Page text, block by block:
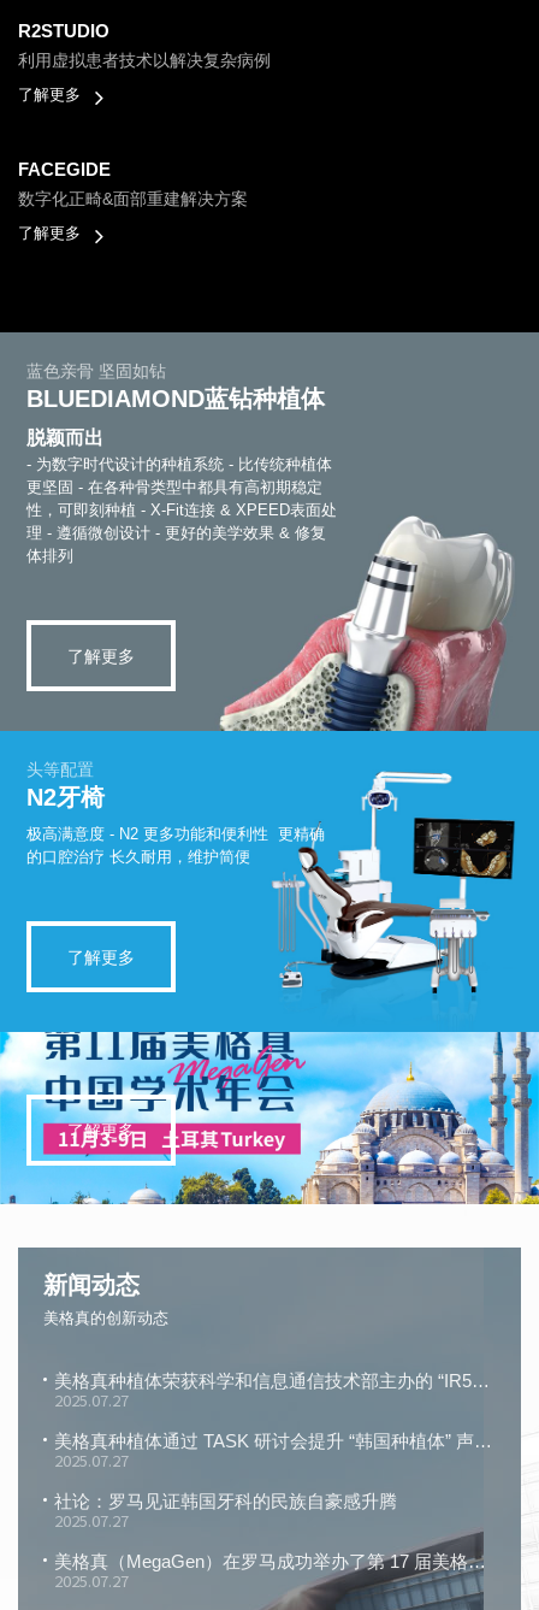
R2STUDIO
利用虚拟患者技术以解决复杂病例
了解更多
FACEGIDE
数字化正畸&面部重建解决方案
了解更多
蓝色亲骨 坚固如钻
BLUEDIAMOND蓝钻种植体
脱颖而出
- 为数字时代设计的种植系统 - 比传统种植体
更坚固 - 在各种骨类型中都具有高初期稳定
性，可即刻种植 - X-Fit连接 & XPEED表面处
理 - 遵循微创设计 - 更好的美学效果 & 修复
体排列
了解更多
头等配置
N2牙椅
极高满意度 - N2 更多功能和便利性 更精确
的口腔治疗 长久耐用，维护简便
了解更多
了解更多
新闻动态
美格真的创新动态
美格真种植体荣获科学和信息通信技术部主办的 “IR52 张英实奖”
2025.07.27
美格真种植体通过 TASK 研讨会提升 “韩国种植体” 声誉！
2025.07.27
社论：罗马见证韩国牙科的民族自豪感升腾
2025.07.27
美格真（MegaGen）在罗马成功举办了第 17 届美格真国际研讨会
2025.07.27